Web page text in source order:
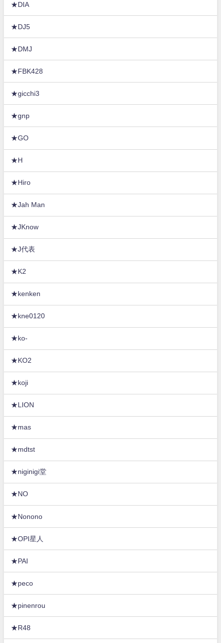
★DIA
★DJ5
★DMJ
★FBK428
★gicchi3
★gnp
★GO
★H
★Hiro
★Jah Man
★JKnow
★J代表
★K2
★kenken
★kne0120
★ko-
★KO2
★koji
★LION
★mas
★mdtst
★niginigi堂
★NO
★Nonono
★OPI星人
★PAI
★peco
★pinenrou
★R48